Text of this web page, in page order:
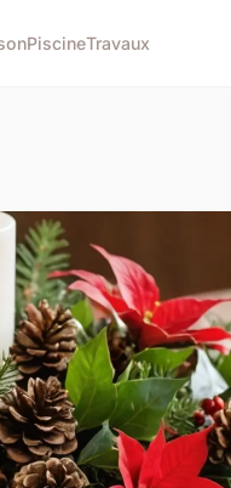
PiscineTravaux